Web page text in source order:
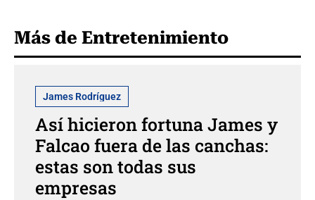
Más de Entretenimiento
James Rodríguez
Así hicieron fortuna James y
Falcao fuera de las canchas:
estas son todas sus
empresas